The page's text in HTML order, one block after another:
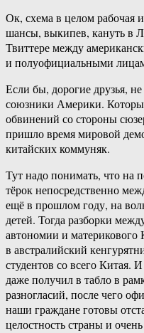
Ок, схема в целом рабочая
шансы, выкипев, кануть в
Твиттере между
и полуофициальными
Если бы, дорогие друзья,
союзники Америки.
обвинений со стороны
пришло время мировой
китайских коммуняк.
Тут надо понимать, что на
тёрок непосредственно
ещё в прошлом году, на
детей. Тогда разборки
автономии и материкового
в австралийский
студентов со всего Китая.
даже получил в табло в
разногласий, после чего
наши граждане готовы
целостность страны и